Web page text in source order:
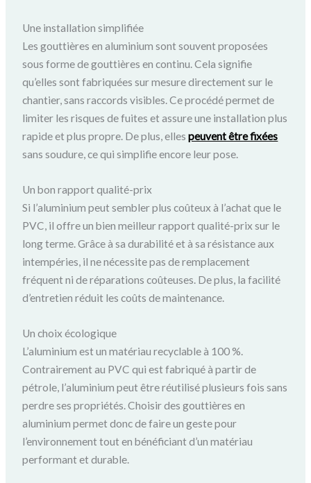
Une installation simplifiée
Les gouttières en aluminium sont souvent proposées
sous forme de gouttières en continu. Cela signifie
qu’elles sont fabriquées sur mesure directement sur le
chantier, sans raccords visibles. Ce procédé permet de
limiter les risques de fuites et assure une installation plus
rapide et plus propre. De plus, ellespeuvent être fixées
sans soudure, ce qui simplifie encore leur pose.
Un bon rapport qualité-prix
Si l’aluminium peut sembler plus coûteux à l’achat que le
PVC, il offre un bien meilleur rapport qualité-prix sur le
long terme. Grâce à sa durabilité et à sa résistance aux
intempéries, il ne nécessite pas de remplacement
fréquent ni de réparations coûteuses. De plus, la facilité
d’entretien réduit les coûts de maintenance.
Un choix écologique
L’aluminium est un matériau recyclable à 100 %.
Contrairement au PVC qui est fabriqué à partir de
pétrole, l’aluminium peut être réutilisé plusieurs fois sans
perdre ses propriétés. Choisir des gouttières en
aluminium permet donc de faire un geste pour
l’environnement tout en bénéficiant d’un matériau
performant et durable.